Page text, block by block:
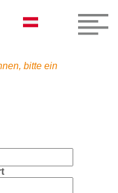
bitte ein